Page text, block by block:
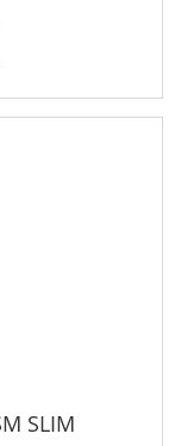
SLIM